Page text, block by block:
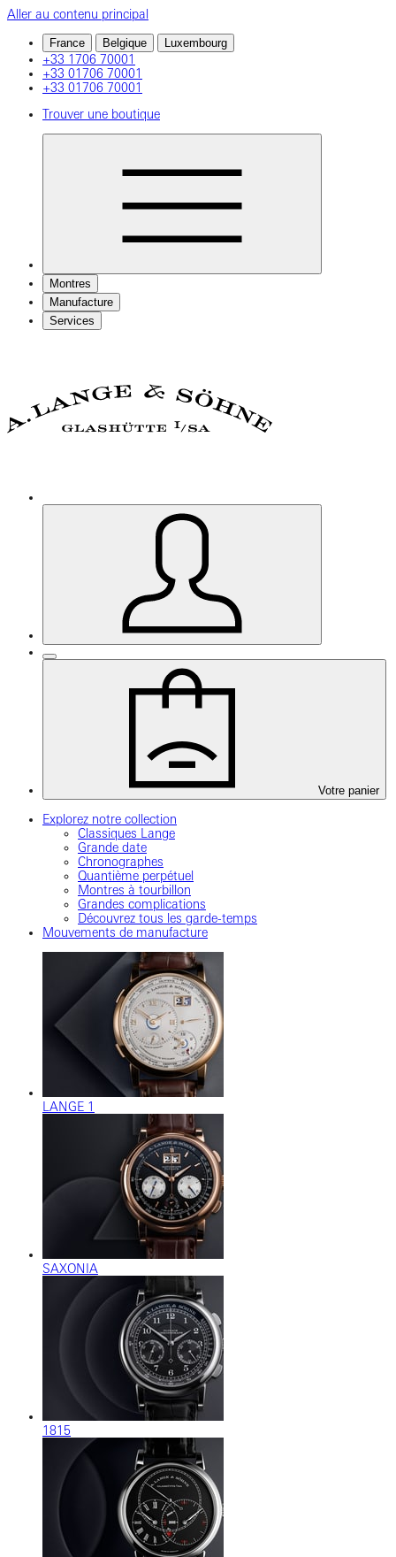
Aller au contenu principal
France Belgique Luxembourg
+33 1706 70001
+33 01706 70001
+33 01706 70001
Trouver une boutique
Montres
Manufacture
Services
Votre panier
Explorez notre collection
Classiques Lange
Grande date
Chronographes
Quantième perpétuel
Montres à tourbillon
Grandes complications
Découvrez tous les garde-temps
Mouvements de manufacture
LANGE 1
SAXONIA
1815